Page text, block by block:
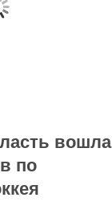
вошла
по